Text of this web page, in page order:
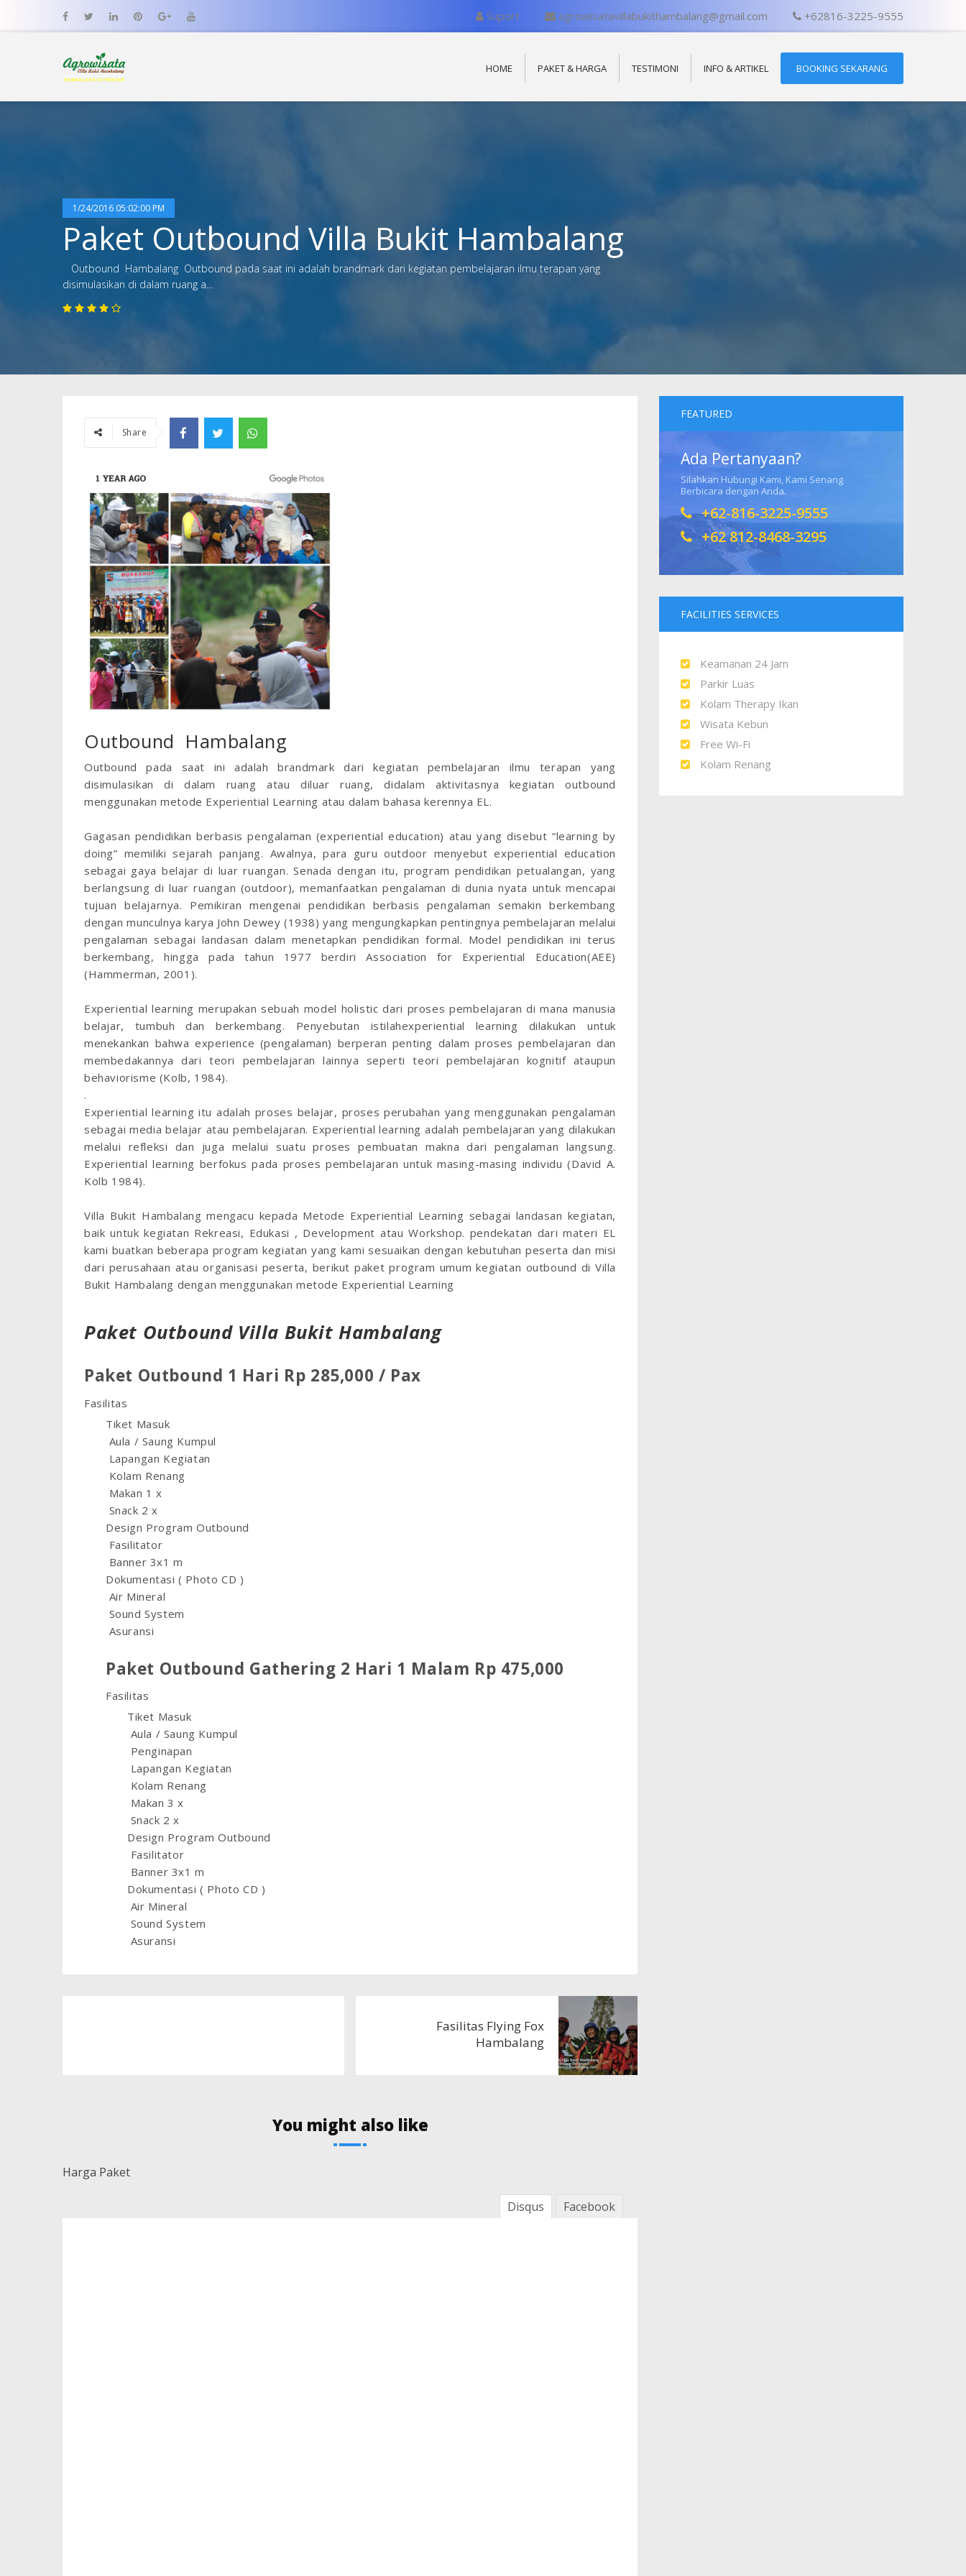
Suport agrowisatavillabukithambalang@gmail.com +62816-3225-9555
HOME PAKET & HARGA TESTIMONI INFO & ARTIKEL BOOKING SEKARANG
1/24/2016 05:02:00 PM
Paket Outbound Villa Bukit Hambalang
Outbound Hambalang Outbound pada saat ini adalah brandmark dari kegiatan pembelajaran ilmu terapan yang
disimulasikan di dalam ruang a...
Share
Outbound Hambalang
Outbound pada saat ini adalah brandmark dari kegiatan pembelajaran ilmu terapan yang
disimulasikan di dalam ruang atau diluar ruang, didalam aktivitasnya kegiatan outbound
menggunakan metode Experiential Learning atau dalam bahasa kerennya EL.
Gagasan pendidikan berbasis pengalaman (experiential education) atau yang disebut “learning by
doing” memiliki sejarah panjang. Awalnya, para guru outdoor menyebut experiential education
sebagai gaya belajar di luar ruangan. Senada dengan itu, program pendidikan petualangan, yang
berlangsung di luar ruangan (outdoor), memanfaatkan pengalaman di dunia nyata untuk mencapai
tujuan belajarnya. Pemikiran mengenai pendidikan berbasis pengalaman semakin berkembang
dengan munculnya karya John Dewey (1938) yang mengungkapkan pentingnya pembelajaran melalui
pengalaman sebagai landasan dalam menetapkan pendidikan formal. Model pendidikan ini terus
berkembang, hingga pada tahun 1977 berdiri Association for Experiential Education(AEE)
(Hammerman, 2001).
Experiential learning merupakan sebuah model holistic dari proses pembelajaran di mana manusia
belajar, tumbuh dan berkembang. Penyebutan istilahexperiential learning dilakukan untuk
menekankan bahwa experience (pengalaman) berperan penting dalam proses pembelajaran dan
membedakannya dari teori pembelajaran lainnya seperti teori pembelajaran kognitif ataupun
behaviorisme (Kolb, 1984).
.
Experiential learning itu adalah proses belajar, proses perubahan yang menggunakan pengalaman
sebagai media belajar atau pembelajaran. Experiential learning adalah pembelajaran yang dilakukan
melalui refleksi dan juga melalui suatu proses pembuatan makna dari pengalaman langsung.
Experiential learning berfokus pada proses pembelajaran untuk masing-masing individu (David A.
Kolb 1984).
Villa Bukit Hambalang mengacu kepada Metode Experiential Learning sebagai landasan kegiatan,
baik untuk kegiatan Rekreasi, Edukasi , Development atau Workshop. pendekatan dari materi EL
kami buatkan beberapa program kegiatan yang kami sesuaikan dengan kebutuhan peserta dan misi
dari perusahaan atau organisasi peserta, berikut paket program umum kegiatan outbound di Villa
Bukit Hambalang dengan menggunakan metode Experiential Learning
Paket Outbound Villa Bukit Hambalang
Paket Outbound 1 Hari Rp 285,000 / Pax
Fasilitas
Tiket Masuk
Aula / Saung Kumpul
Lapangan Kegiatan
Kolam Renang
Makan 1 x
Snack 2 x
Design Program Outbound
Fasilitator
Banner 3x1 m
Dokumentasi ( Photo CD )
Air Mineral
Sound System
Asuransi
Paket Outbound Gathering 2 Hari 1 Malam Rp 475,000
Fasilitas
Tiket Masuk
Aula / Saung Kumpul
Penginapan
Lapangan Kegiatan
Kolam Renang
Makan 3 x
Snack 2 x
Design Program Outbound
Fasilitator
Banner 3x1 m
Dokumentasi ( Photo CD )
Air Mineral
Sound System
Asuransi
Fasilitas Flying Fox
Hambalang
You might also like
Harga Paket
Facebook
Disqus
FEATURED
Ada Pertanyaan?
Silahkan Hubungi Kami, Kami Senang
Berbicara dengan Anda.
+62-816-3225-9555
+62 812-8468-3295
FACILITIES SERVICES
Keamanan 24 Jam
Parkir Luas
Kolam Therapy Ikan
Wisata Kebun
Free Wi-Fi
Kolam Renang